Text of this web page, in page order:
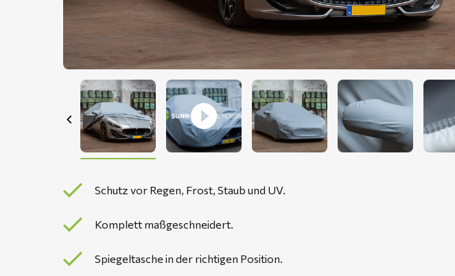
Schutz vor Regen, Frost, Staub und UV.
Komplett maßgeschneidert.
Spiegeltasche in der richtigen Position.